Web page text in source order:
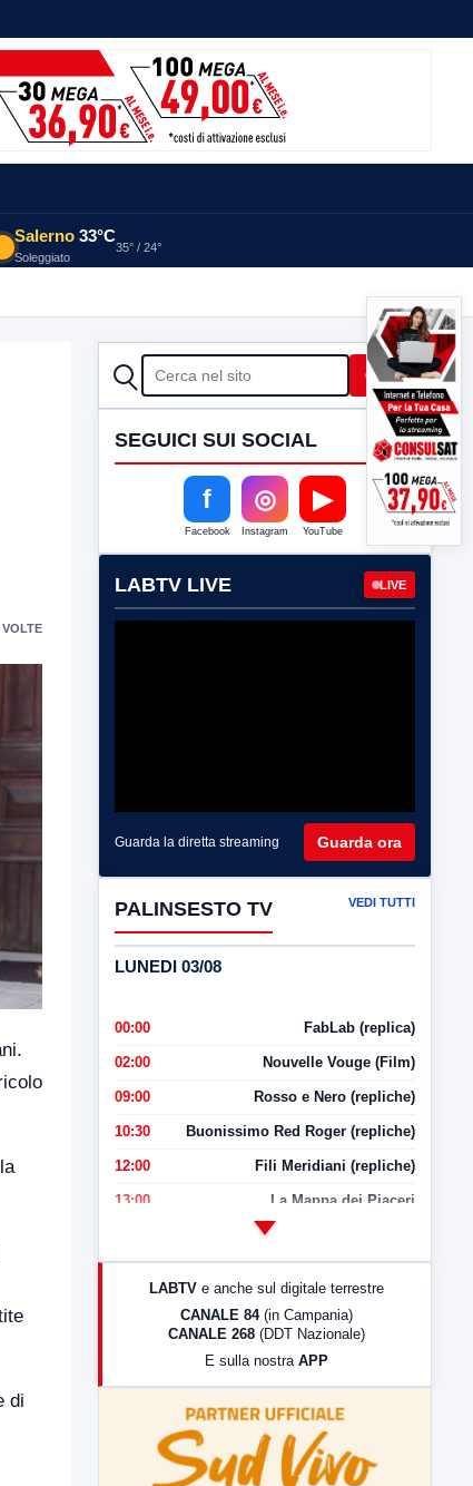
Salerno 33°C
Soleggiato
35° / 24°
di
CERCA Cerca
SEGUICI SUI SOCIAL
f
Facebook
◎
Instagram
▶
YouTube
LABTV LIVE LIVE
Guarda la diretta streaming Guarda ora
PALINSESTO TV VEDI TUTTI
LUNEDI 03/08
00:00 FabLab (replica)
02:00 Nouvelle Vouge (Film)
09:00 Rosso e Nero (repliche)
10:30 Buonissimo Red Roger (repliche)
12:00 Fili Meridiani (repliche)
13:00 La Mappa dei Piaceri
LabNews (Diretta)
LabNews (replica)
LABTV e anche sul digitale terrestre
CANALE 84 (in Campania)
CANALE 268 (DDT Nazionale)
E sulla nostra APP